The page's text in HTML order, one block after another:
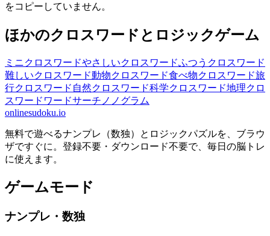
をコピーしていません。
ほかのクロスワードとロジックゲーム
ミニクロスワードやさしいクロスワードふつうクロスワード
難しいクロスワード動物クロスワード食べ物クロスワード旅
行クロスワード 自然クロスワード科学クロスワード地理クロ
スワード ワードサーチ ノノグラム
onlinesudoku.io
無料で遊べるナンプレ（数独）とロジックパズルを、ブラウ
ザですぐに。登録不要・ダウンロード不要で、毎日の脳トレ
に使えます。
ゲームモード
ナンプレ・数独